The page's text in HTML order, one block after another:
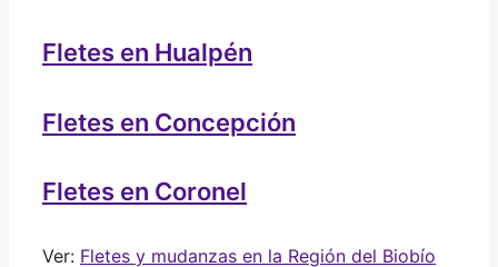
Fletes en Hualpén
Fletes en Concepción
Fletes en Coronel
Ver: Fletes y mudanzas en la Región del Biobío